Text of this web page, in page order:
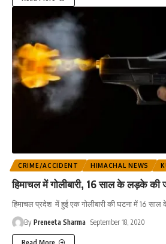
CRIME/ACCIDENT HIMACHAL NEWS
हिमाचल में गोलीबारी, 16 साल के लड़के की
हिमाचल प्रदेश में हुई एक गोलीबारी की घटना में 16 साल
By Preneeta Sharma September 18, 2020